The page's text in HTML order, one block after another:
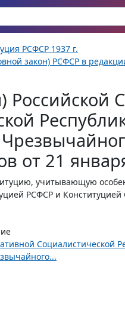
РСФСР 1937 г.
закон) РСФСР в
от 21
учитывающую
РСФСР и Конституцией
Социалистической